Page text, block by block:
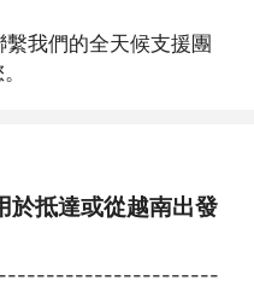
我們的全天候支援團
於抵達或從越南出發